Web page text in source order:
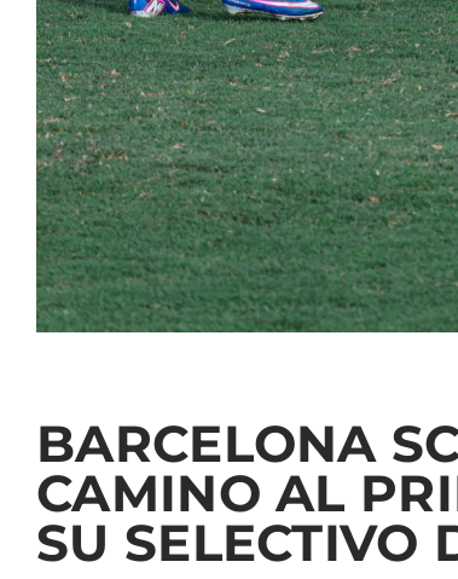
BARCELONA
CAMINO AL
SU SELECTIVO